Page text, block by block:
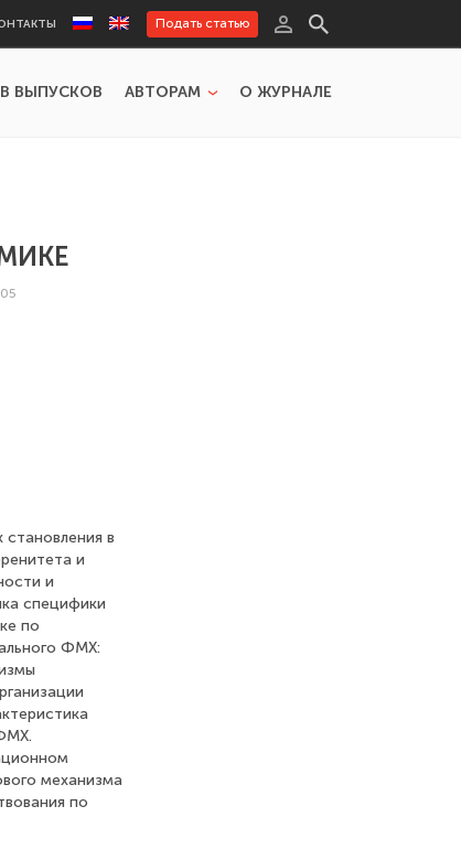
Подать статью
ВЫПУСКОВ АВТОРАМ О ЖУРНАЛЕ
в
и
и
специфики
по
ФМХ:
механизма
по